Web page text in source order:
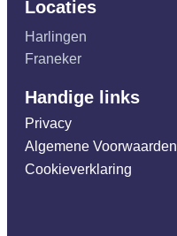
Locaties
Harlingen
Franeker
Handige links
Privacy
Algemene Voorwaarden
Cookieverklaring